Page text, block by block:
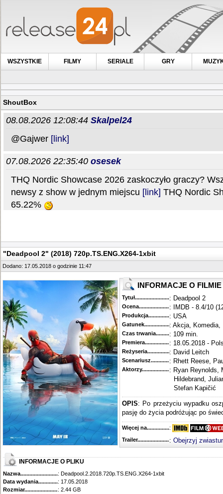
WSZYSTKIE FILMY SERIALE GRY
ShoutBox
"Deadpool 2" (2018) 720p.TS.ENG.X264-1xbit
Dodano: 17.05.2018 o godzinie 11:47
INFORMACJE O FILMIE
Tytuł............................................
: Deadpool 2
Ocena.............................................
: IMDB - 8.4/10
Produkcja.........................................
: USA
Gatunek...........................................
: Akcja, Komedia,
Czas trwania......................................
: 109 min.
Premiera..........................................
: 18.05.2018 -
Reżyseria........................................
: David Leitch
Scenariusz........................................
: Rhett Reese,
Aktorzy...........................................
: Ryan Reynolds,
Hildebrand,
Stefan Kapičić
OPIS: Po przeżyciu wypadku
pasję do życia podróżując po
Więcej na........................................
:
Trailer...........................................
: Obejrzyj
INFORMACJE O PLIKU
Nazwa.............................................: Deadpool.2.2018.720p.TS.ENG.X264-1xbit
Data wydania......................................
: 17.05.2018
Rozmiar...........................................
: 2.44 GB